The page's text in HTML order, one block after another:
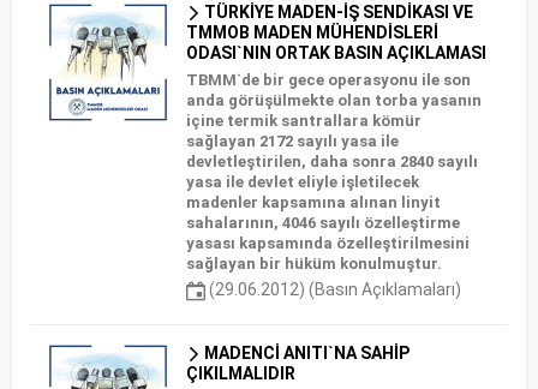
TÜRKİYE MADEN-İŞ SENDİKASI VE
TMMOB MADEN MÜHENDİSLERİ
ODASI`NIN ORTAK BASIN AÇIKLAMASI
TBMM`de bir gece operasyonu ile son
anda görüşülmekte olan torba yasanın
içine termik santrallara kömür
sağlayan 2172 sayılı yasa ile
devletleştirilen, daha sonra 2840 sayılı
yasa ile devlet eliyle işletilecek
madenler kapsamına alınan linyit
sahalarının, 4046 sayılı özelleştirme
yasası kapsamında özelleştirilmesini
sağlayan bir hüküm konulmuştur.
(29.06.2012) (Basın Açıklamaları)
MADENCİ ANITI`NA SAHİP
ÇIKILMALIDIR